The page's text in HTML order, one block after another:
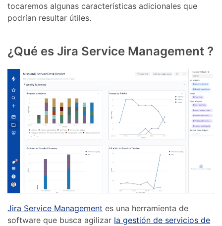
tocaremos algunas características adicionales que
podrían resultar útiles.
¿Qué es Jira Service Management ?
Jira Service Management es una herramienta de
software que busca agilizar la gestión de servicios de